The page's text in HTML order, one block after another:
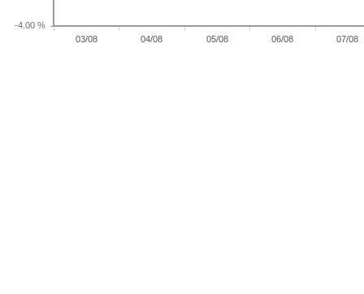
03/08 04/08 05/08 06/08 07/08